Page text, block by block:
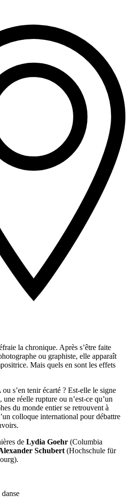
la chronique. Après s’être faite
ou graphiste, elle apparaît
Mais quels en sont les effets
s’en tenir écarté ? Est-elle le signe
réelle rupture ou n’est-ce qu’un
du monde entier se retrouvent à
colloque international pour débattre
de Lydia Goehr (Columbia
Schubert (Hochschule für